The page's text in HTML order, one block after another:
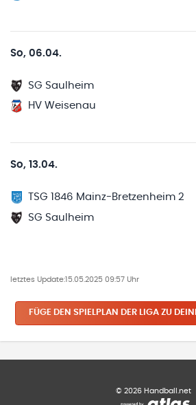
So, 06.04.
SG Saulheim
HV Weisenau
So, 13.04.
TSG 1846 Mainz-Bretzenheim 2
SG Saulheim
letztes Update:15.05.2025 09:57 Uhr
FÜGE DEN SPIELPLAN DER LIGA ZU
© 2026 Handball.net